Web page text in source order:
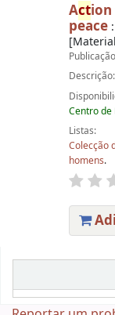
Action
peace:
Descrição:
Centro de
Listas:
Colecção
homens.